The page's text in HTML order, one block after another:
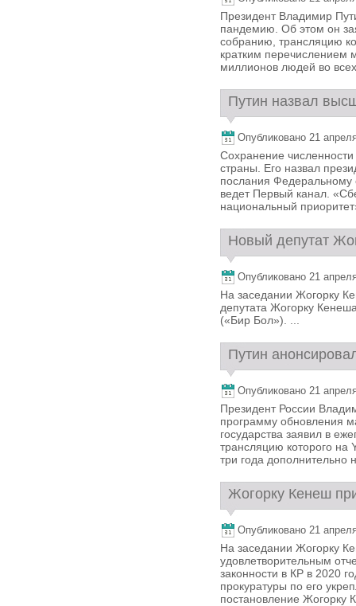
Президент Владимир
пандемию. Об этом он
собранию, трансляцию
кратким
миллионов людей во
Путин назвал
Опубликовано 21
Сохранение
страны. Его назвал
послания Федеральному
ведет Первый канал.
национальный
Новый депутат
Опубликовано 21
На заседании Жогорку
депутата Жогорку
(«Бир Бол»). ...
Путин
Опубликовано 21
Президент России
программу обновления
государства заявил в
трансляцию которого
три года дополнительно
Жогорку Кенеш
Опубликовано 21
На заседании Жогорку
удовлетворительным
законности в КР в 2020
прокуратуры по его
постановление Жогорку